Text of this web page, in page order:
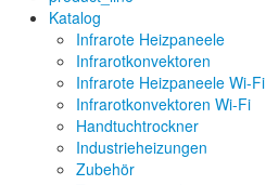
Katalog
Infrarote Heizpaneele
Infrarotkonvektoren
Infrarote Heizpaneele Wi-Fi
Infrarotkonvektoren Wi-Fi
Handtuchtrockner
Industrieheizungen
Zubehör